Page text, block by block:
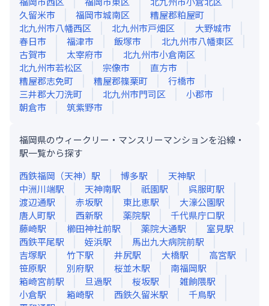
久留米市
福岡市城南区
糟屋郡粕屋町
北九州市八幡西区
北九州市戸畑区
大野城市
春日市
福津市 飯塚市
北九州市八幡東区
古賀市
太宰府市
北九州市小倉南区
北九州市若松区
宗像市
直方市
糟屋郡志免町
糟屋郡篠栗町
行橋市
三井郡大刀洗町
北九州市門司区
小郡市
朝倉市
筑紫野市
福岡県のウィークリー・マンスリーマンションを沿線・
駅一覧から探す
西鉄福岡（天神） 駅 博多駅 天神駅
中洲川端駅 天神南駅 祇園駅 呉服町駅
渡辺通駅 赤坂駅 東比恵駅 大濠公園駅
唐人町駅 西新駅 薬院駅 千代県庁口駅
藤崎駅 櫛田神社前駅 薬院大通駅 室見駅
西鉄平尾駅 姪浜駅 馬出九大病院前駅
吉塚駅 竹下駅 井尻駅 大橋駅 高宮駅
笹原駅 別府駅 桜並木駅 南福岡駅
箱崎宮前駅 旦過駅 桜坂駅 雑餉隈駅
小倉駅 箱崎駅 西鉄久留米駅 千鳥駅